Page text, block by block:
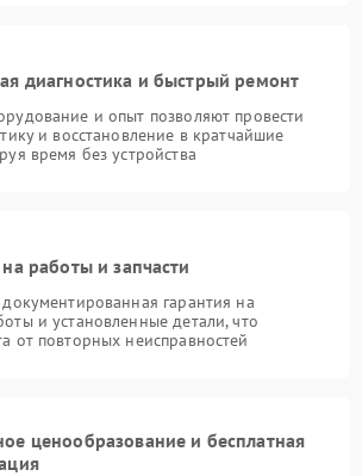
диагностика и быстрый ремонт
и опыт позволяют провести
и восстановление в кратчайшие
время без устройства
на работы и запчасти
документированная гарантия на
и установленные детали, что
от повторных неисправностей
ценообразование и бесплатная